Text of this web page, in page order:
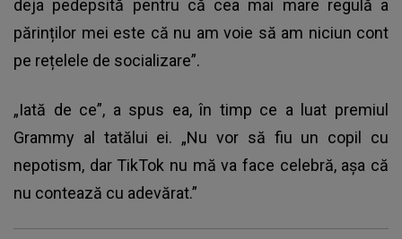
deja pedepsită pentru că cea mai mare regulă a
părinților mei este că nu am voie să am niciun cont
pe rețelele de socializare”.
„Iată de ce”, a spus ea, în timp ce a luat premiul
Grammy al tatălui ei. „Nu vor să fiu un copil cu
nepotism, dar TikTok nu mă va face celebră, așa că
nu contează cu adevărat.”